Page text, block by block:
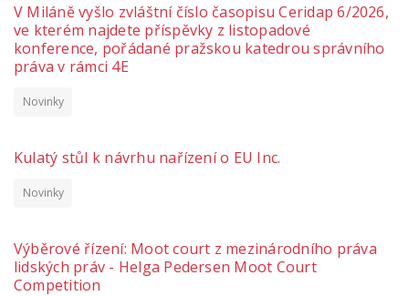
V Miláně vyšlo zvláštní číslo časopisu Ceridap 6/2026,
ve kterém najdete příspěvky z listopadové
konference, pořádané pražskou katedrou správního
práva v rámci 4E
Novinky
Kulatý stůl k návrhu nařízení o EU Inc.
Novinky
Výběrové řízení: Moot court z mezinárodního práva
lidských práv - Helga Pedersen Moot Court
Competition